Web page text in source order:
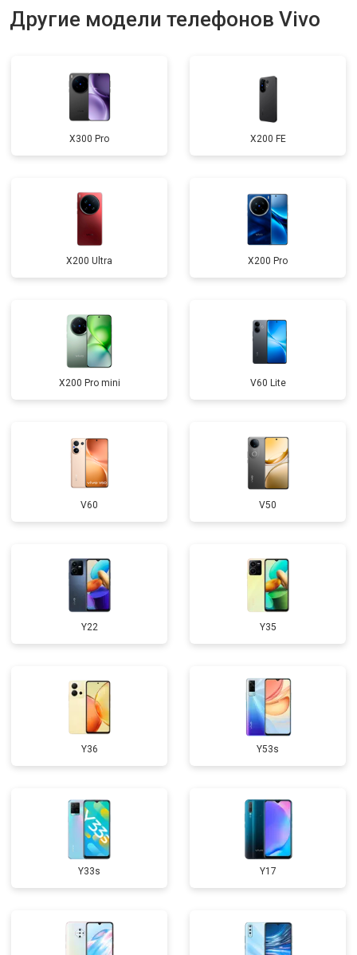
Другие модели телефонов Vivo
X300 Pro X200 FE
X200 Ultra X200 Pro
X200 Pro mini V60 Lite
V60 V50
Y22 Y35
Y36 Y53s
Y33s Y17